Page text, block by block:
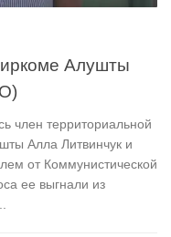
Алушты
член территориальной
Алла Литвинчук и
от Коммунистической
ее выгнали из